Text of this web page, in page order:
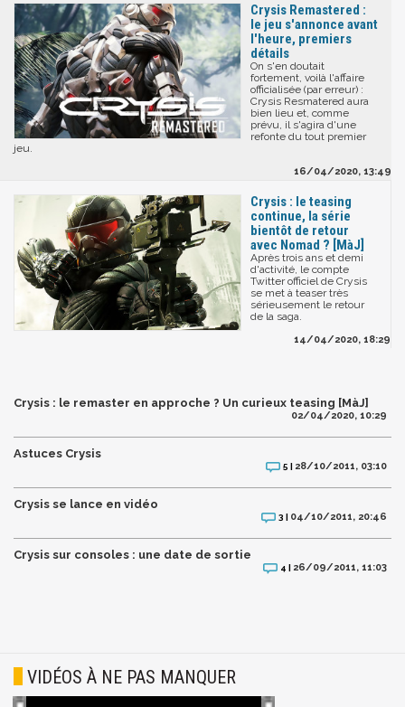
Crysis Remastered :
le jeu s'annonce avant
l'heure, premiers
détails
On s'en doutait
fortement, voilà l'affaire
officialisée (par erreur) :
Crysis Resmatered aura
bien lieu et, comme
prévu, il s'agira d'une
refonte du tout premier
jeu.
16/04/2020, 13:49
Crysis : le teasing
continue, la série
bientôt de retour
avec Nomad ? [MàJ]
Après trois ans et demi
d'activité, le compte
Twitter officiel de Crysis
se met à teaser très
sérieusement le retour
de la saga.
14/04/2020, 18:29
Crysis : le remaster en approche ? Un curieux teasing [MàJ]
02/04/2020, 10:29
Astuces Crysis
5 | 28/10/2011, 03:10
Crysis se lance en vidéo
3 | 04/10/2011, 20:46
Crysis sur consoles : une date de sortie
4 | 26/09/2011, 11:03
VIDÉOS À NE PAS MANQUER